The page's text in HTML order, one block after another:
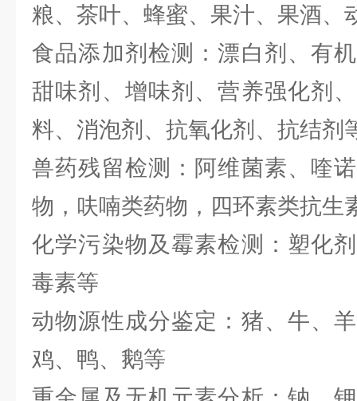
粮、茶叶、蜂蜜、果汁、果酒、
食品添加剂检测：漂白剂、有
甜味剂、增味剂、营养强化剂
料、消泡剂、抗氧化剂、抗结剂
兽药残留检测：阿维菌素、喹
物，呋喃类药物，四环素类抗生
化学污染物及霉素检测：塑化
毒素等
动物源性成分鉴定：猪、牛、
鸡、鸭、鹅等